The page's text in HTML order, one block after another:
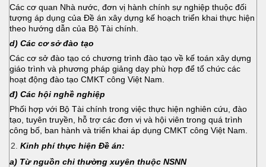
Các cơ quan Nhà nước, đơn vị hành chính sự nghiệp thuộc đối
tượng áp dụng của Đề án xây dựng kế hoạch triển khai thực hiện
theo hướng dẫn của Bộ Tài chính.
d) Các cơ sở đào tạo
Các cơ sở đào tạo có chương trình đào tạo về kế toán xây dựng
giáo trình và phương pháp giảng dạy phù hợp để tổ chức các
hoạt động đào tạo CMKT công Việt Nam.
đ) Các hội nghề nghiệp
Phối hợp với Bộ Tài chính trong việc thực hiện nghiên cứu, đào
tạo, tuyên truyền, hỗ trợ các đơn vị và hội viên trong quá trình
công bố, ban hành và triển khai áp dụng CMKT công Việt Nam.
Kinh phí thực hiện Đề án:
a) Từ nguồn chi thường xuyên thuộc NSNN